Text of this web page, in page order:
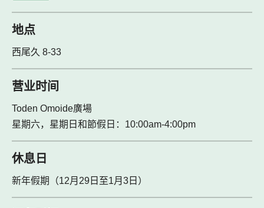
地点
西尾久 8-33
营业时间
Toden Omoide廣場
星期六，星期日和節假日：10:00am-4:00pm
休息日
新年假期（12月29日至1月3日）